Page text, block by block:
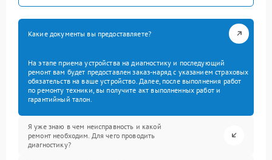
Какие документы вы предоставляете?
На этапе приема устройства на диагностику и последующий
ремонт вам будет предоставлен заказ-наряд с указанием страховых
обязательств на ваше устройство. Далее, после выполнения работ
по ремонту техники, вы получите акт выполненных работ и
гарантийный талон.
Я уже знаю в чем неисправность и какой
ремонт необходим. Для чего проводить
диагностику?